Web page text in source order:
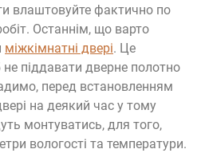
влаштовуйте фактично по
Останнім, що варто
міжкімнатні двері. Це
піддавати дверне полотно
перед встановленням
на деякий час у тому
монтуватись, для того,
вологості та температури.